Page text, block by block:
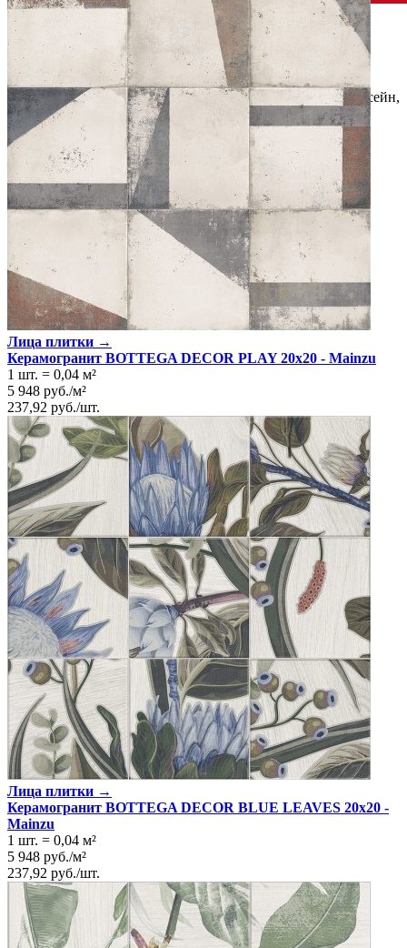
Испания
Производитель
MAINZU
Коллекция
MAINZU BOTTEGA
Материал
Керамогранит
Тип плитки
Настенная, Напольная
НазначениеХолл и прихожая, Ванная комната, Кухня, Бассейн,
Улица/Терраса
Имитация поверхностиПэчворк, Растительный принт,
Состаренная
ПоверхностьШелк, Сатин
Цвет
Оранжево-розовый , Дымчато-белый,
Многоцветный
Желто-зеленый
Единица измер. коллекциим2
Лица плитки →
Керамогранит BOTTEGA DECOR PLAY 20x20 - Mainzu
1 шт. = 0,04 м²
5 948 руб./м²
237,92 руб./шт.
Лица плитки →
Керамогранит BOTTEGA DECOR BLUE LEAVES 20x20 -
Mainzu
1 шт. = 0,04 м²
5 948 руб./м²
237,92 руб./шт.